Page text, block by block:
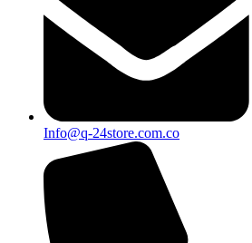
Info@q-24store.com.co